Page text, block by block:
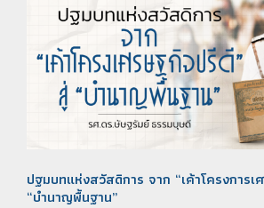
ปฐมบทแห่งสวัสดิการ จาก “เค้าโครงการ
“บำนาญพื้นฐาน”